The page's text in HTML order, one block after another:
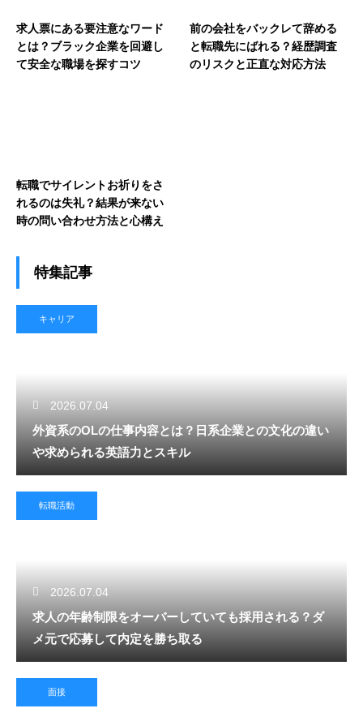
求人票にある要注意なワード
とは？ブラック企業を回避し
て安全な職場を探すコツ
前の会社をバックレて辞める
と転職先にばれる？経歴調査
のリスクと正直な対応方法
転職でサイレントお祈りをさ
れるのは失礼？結果が来ない
時の問い合わせ方法と心構え
特集記事
キャリア
2026.07.04
外資系のOLの仕事内容とは？日系企業との文化の違い
や求められる英語力とスキル
転職活動
2026.07.04
求人の年齢制限をオーバーしていても採用される？ダ
メ元で応募して内定を勝ち取る
面接